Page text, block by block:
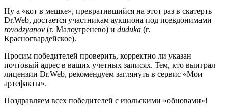
Ну а «кот в мешке», превратившийся на этот раз в скатерть
Dr.Web, достается участникам аукциона под псевдонимами
rovodzyanov (г. Малоугренево) и duduka (г.
Красногвардейское).
Просим победителей проверить, корректно ли указан
почтовый адрес в ваших учетных записях. Тем, кто выиграл
лицензии Dr.Web, рекомендуем заглянуть в сервис «Мои
артефакты».
Поздравляем всех победителей с июльскими «обновами»!